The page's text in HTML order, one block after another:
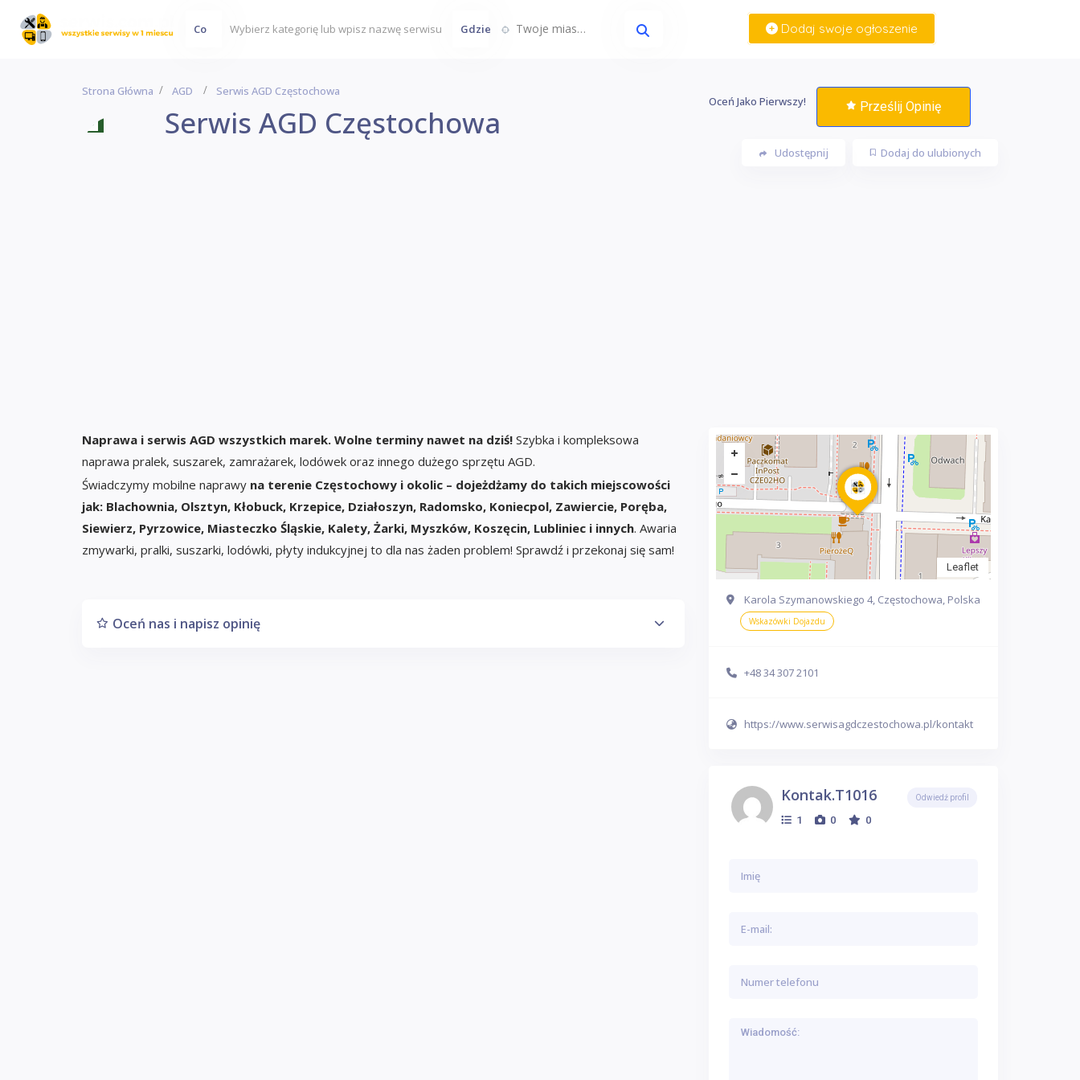
Co Gdzie Twoje miasto... Dodaj swoje ogłoszenie
Strona Główna AGD Serwis AGD Częstochowa
Serwis AGD Częstochowa
Oceń Jako Pierwszy! Prześlij Opinię
Dodaj do ulubionych
Udostępnij
Naprawa i serwis AGD wszystkich marek. Wolne terminy nawet na dziś! Szybka i kompleksowa
naprawa pralek, suszarek, zamrażarek, lodówek oraz innego dużego sprzętu AGD.
Świadczymy mobilne naprawy na terenie Częstochowy i okolic – dojeżdżamy do takich miejscowości
jak: Blachownia, Olsztyn, Kłobuck, Krzepice, Działoszyn, Radomsko, Koniecpol, Zawiercie, Poręba,
Siewierz, Pyrzowice, Miasteczko Śląskie, Kalety, Żarki, Myszków, Koszęcin, Lubliniec i innych. Awaria
zmywarki, pralki, suszarki, lodówki, płyty indukcyjnej to dla nas żaden problem! Sprawdź i przekonaj się sam!
Oceń nas i napisz opinię
Leaflet
Karola Szymanowskiego 4, Częstochowa, Polska
Wskazówki Dojazdu
+48 34 307 2101
https://www.serwisagdczestochowa.pl/kontakt
Kontak.t1016
1 0 0
Odwiedź profil